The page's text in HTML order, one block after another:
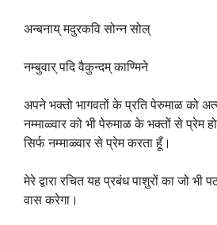
अन्बनाय् मदुरकवि सोन्न सोल्
नम्बुवार् पदि वैकुन्दम् काण्मिने
अपने भक्तो भागवतों के प्रति पेरुमाळ को
नम्माळ्वार को भी पेरुमाळ के भक्तों से प्रेम
सिर्फ नम्माळ्वार से प्रेम करता हूँ।
मेरे द्वारा रचित यह प्रबंध पाशुरों का जो
वास करेगा।